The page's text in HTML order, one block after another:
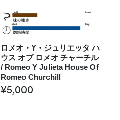
ロメオ・Y・ジュリエッタ ハ
ウス オブ ロメオ チャーチル
/ Romeo Y Julieta House Of
Romeo Churchill
¥5,000